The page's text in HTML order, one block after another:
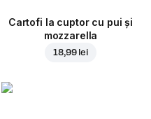
Cartofi la cuptor cu pui și
mozzarella
18,99 lei